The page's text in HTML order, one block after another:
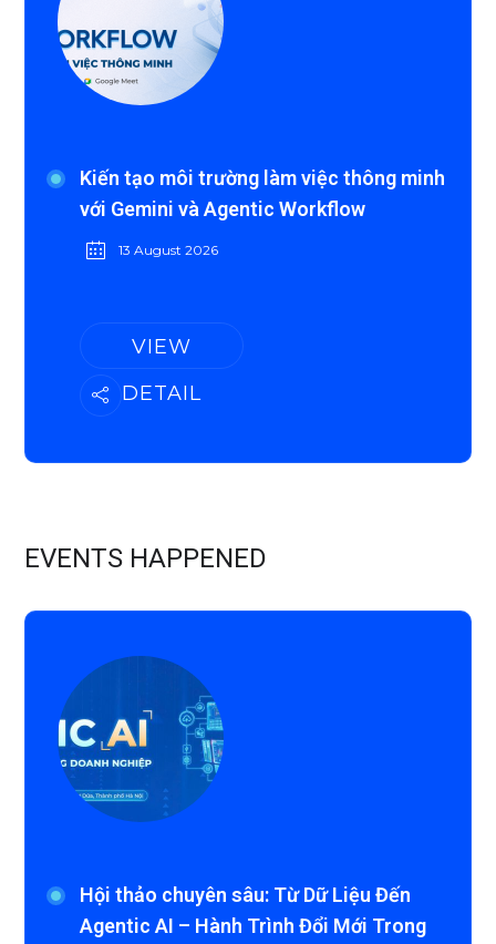
Kiến tạo môi trường làm việc thông minh
với Gemini và Agentic Workflow
13 August 2026
VIEW
DETAIL
EVENTS HAPPENED
Hội thảo chuyên sâu: Từ Dữ Liệu Đến
Agentic AI – Hành Trình Đổi Mới Trong